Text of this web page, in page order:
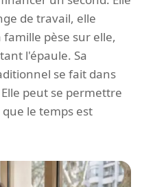
de travail, elle
pèse sur elle,
l'épaule. Sa
se fait dans
peut se permettre
le temps est